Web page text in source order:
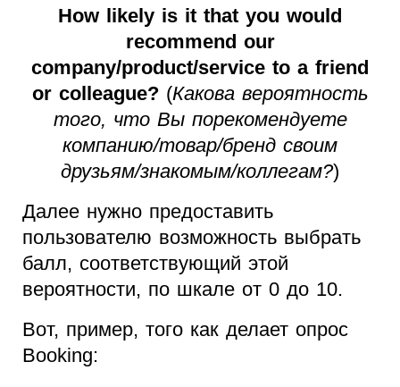
How likely is it that you would
recommend our
company/product/service to a friend
or colleague?(Какова вероятность
того, что Вы порекомендуете
компанию/товар/бренд своим
друзьям/знакомым/коллегам?)
Далее нужно предоставить
пользователю возможность выбрать
балл, соответствующий этой
вероятности, по шкале от 0 до 10.
Вот, пример, того как делает опрос
Booking: